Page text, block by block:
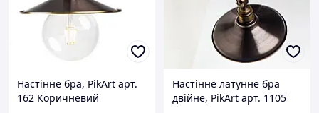
Настінне бра, PikArt арт.
162 Коричневий
Настінне латунне бра
двійне, PikArt арт. 1105